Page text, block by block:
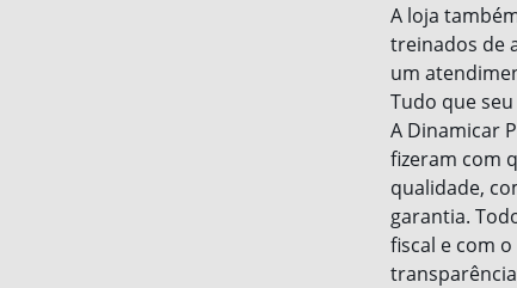
A loja
treinados de
um
Tudo que
A Dinamicar
fizeram com
qualidade,
garantia.
fiscal e com